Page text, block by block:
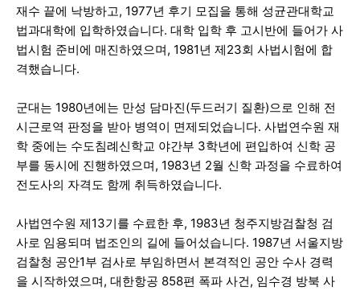
재수 끝에 낙방하고, 1977년 후기 모집을 통해 성균관대학교
법과대학에 입학하였습니다. 대학 입학 후 고시반에 들어가 사
법시험 준비에 매진하였으며, 1981년 제23회 사법시험에 합
격했습니다.
군대는 1980년에는 만성 담마진(두드러기 질환)으로 인해 전
시근로역 판정을 받아 병역이 면제되었습니다. 사법연수원 재
학 중에는 수도침례신학교 야간부 3학년에 편입하여 신학 공
부를 동시에 진행하였으며, 1983년 2월 신학 과정을 수료하여
전도사의 자격도 함께 취득하였습니다.
사법연수원 제13기를 수료한 후, 1983년 청주지방검찰청 검
사로 임용되며 법조인의 길에 들어섰습니다. 1987년 서울지방
검찰청 공안1부 검사로 부임하면서 본격적인 공안 수사 경력
을 시작하였으며, 대한항공 858편 폭파 사건, 임수경 방북 사